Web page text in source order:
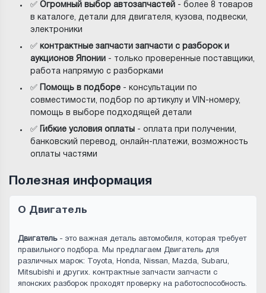
✅Огромный выбор автозапчастей - более 8 товаров
в каталоге, детали для двигателя, кузова, подвески,
электроники
✅ контрактные запчасти запчасти с разборок и
аукционов Японии - только проверенные поставщики,
работа напрямую с разборками
✅ Помощь в подборе - консультации по
совместимости, подбор по артикулу и VIN-номеру,
помощь в выборе подходящей детали
✅ Гибкие условия оплаты - оплата при получении,
банковский перевод, онлайн-платежи, возможность
оплаты частями
Полезная информация
О Двигатель
Двигатель- это важная деталь автомобиля, которая требует
правильного подбора. Мы предлагаем Двигатель для
различных марок: Toyota, Honda, Nissan, Mazda, Subaru,
Mitsubishi и других. контрактные запчасти запчасти с
японских разборок проходят проверку на работоспособность.